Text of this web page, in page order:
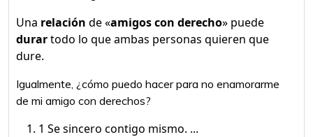
Una relación de «amigos con derecho» puede
durartodo lo que ambas personas quieren que
dure.
Igualmente, ¿cómo puedo hacer para no enamorarme
de mi amigo con derechos?
1 Se sincero contigo mismo. ...